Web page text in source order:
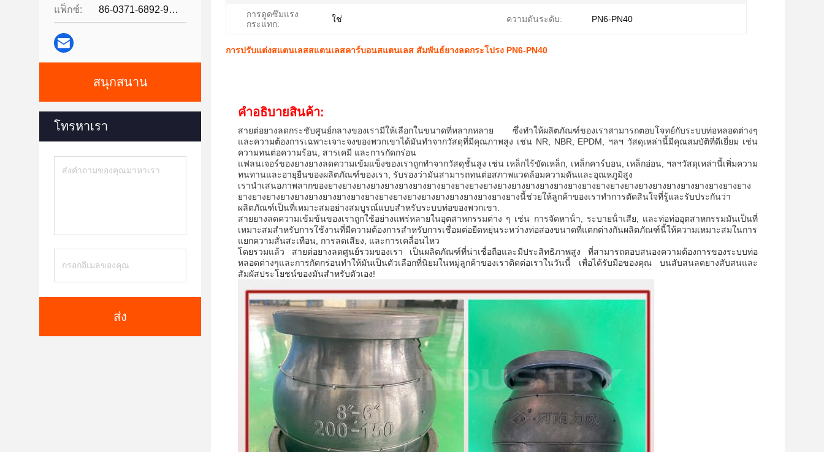
แฟ็กซ์: 86-0371-6892-9024
สนุกสนาน
โทรหาเรา
ส่ง
การดูดซึมแรง
กระแทก:
ใช่ ความดันระดับ: PN6-PN40
การปรับแต่งสแตนเลสสแตนเลสคาร์บอนสแตนเลส สัมพันธ์ยางลดกระโปรง PN6-PN40
คําอธิบายสินค้า:
สายต่อยางลดกระชับศูนย์กลางของเรามีให้เลือกในขนาดที่หลากหลาย ซึ่งทําให้ผลิตภัณฑ์ของเราสามารถตอบโจทย์กับระบบท่อหลอดต่างๆ
และความต้องการเฉพาะเจาะจงของพวกเขาได้มันทําจากวัสดุที่มีคุณภาพสูง เช่น NR, NBR, EPDM, ฯลฯ วัสดุเหล่านี้มีคุณสมบัติที่ดีเยี่ยม เช่น
ความทนต่อความร้อน, สารเคมี และการกัดกร่อน
แฟลนเจอร์ของยางยางลดความเข้มแข็งของเราถูกทําจากวัสดุชั้นสูง เช่น เหล็กไร้ขัดเหล็ก, เหล็กคาร์บอน, เหล็กอ่อน, ฯลฯวัสดุเหล่านี้เพิ่มความ
ทนทานและอายุยืนของผลิตภัณฑ์ของเรา, รับรองว่ามันสามารถทนต่อสภาพแวดล้อมความดันและอุณหภูมิสูง
เรานําเสนอภาพลากของยางยางยางยางยางยางยางยางยางยางยางยางยางยางยางยางยางยางยางยางยางยางยางยางยางยางยางยางยางยาง
ยางยางยางยางยางยางยางยางยางยางยางยางยางยางยางยางยางยางยางยางนี้ช่วยให้ลูกค้าของเราทําการตัดสินใจที่รู้และรับประกันว่า
ผลิตภัณฑ์เป็นที่เหมาะสมอย่างสมบูรณ์แบบสําหรับระบบท่อของพวกเขา.
สายยางลดความเข้มข้นของเราถูกใช้อย่างแพร่หลายในอุตสาหกรรมต่าง ๆ เช่น การจัดหาน้ํา, ระบายน้ําเสีย, และท่อท่ออุตสาหกรรมมันเป็นที่
เหมาะสมสําหรับการใช้งานที่มีความต้องการสําหรับการเชื่อมต่อยืดหยุ่นระหว่างท่อสองขนาดที่แตกต่างกันผลิตภัณฑ์นี้ให้ความเหมาะสมในการ
แยกความสั่นสะเทือน, การลดเสียง, และการเคลื่อนไหว
โดยรวมแล้ว สายต่อยางลดศูนย์รวมของเรา เป็นผลิตภัณฑ์ที่น่าเชื่อถือและมีประสิทธิภาพสูง ที่สามารถตอบสนองความต้องการของระบบท่อ
หลอดต่างๆและการกัดกร่อนทําให้มันเป็นตัวเลือกที่นิยมในหมู่ลูกค้าของเราติดต่อเราในวันนี้ เพื่อได้รับมือของคุณ บนสับสนลดยางสับสนและ
สัมผัสประโยชน์ของมันสําหรับตัวเอง!